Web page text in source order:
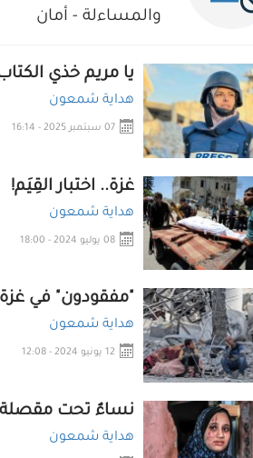
والمساءلة - أمان
يا مريم خذي
هداية شمعون
07 سبتمبر 2025 - 16:14
غزة.. اختبار القِيَم!
هداية شمعون
08 يوليو 2024 - 18:00
"مفقودون" في
هداية شمعون
12 يونيو 2024 - 12:08
نساءٌ تحت مقصلة
هداية شمعون